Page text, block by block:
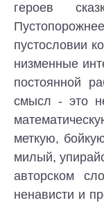
героев
пустословии
низменные
постоянной
смысл - это
меткую,
милый,
авторском
ненависти и